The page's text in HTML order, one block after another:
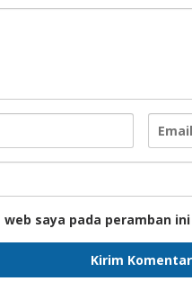
web saya pada peramban